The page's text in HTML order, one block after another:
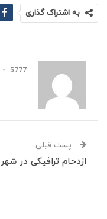
به اشتراک گذاری
5777 پست
پست قبلی
ازدحام ترافیکی در شهر